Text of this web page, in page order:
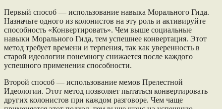
Первый способ — использование навыка Морального Гида.
Назначьте одного из колонистов на эту роль и активируйте
способность «Конвертировать». Чем выше социальные
навыки Морального Гида, тем успешнее конвертация. Этот
метод требует времени и терпения, так как уверенность в
старой идеологии понемногу снижается после каждого
успешного применения способности.
Второй способ — использование мемов Прелестной
Идеологии. Этот метод позволяет пытаться конвертировать
других колонистов при каждом разговоре. Чем чаще